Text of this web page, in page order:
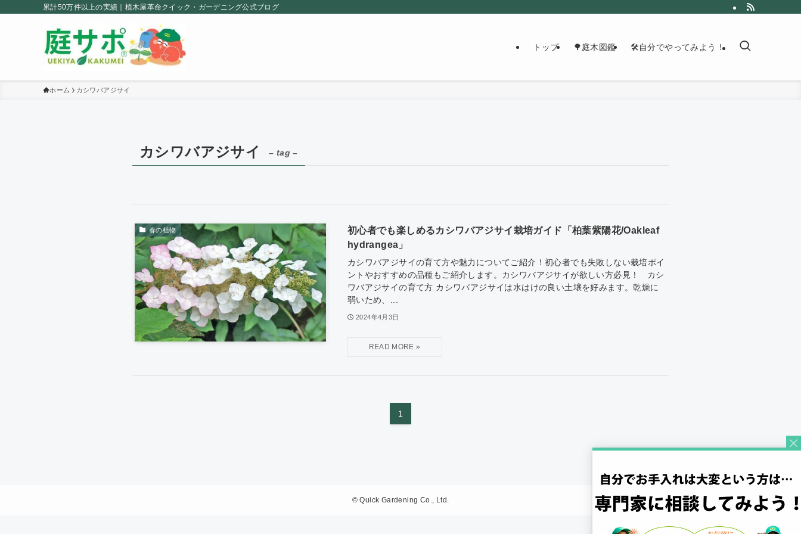
累計50万件以上の実績｜植木屋革命クイック・ガーデニング公式ブログ
トップ 🌳庭木図鑑 🛠自分でやってみよう！
ホーム カシワバアジサイ
カシワバアジサイ – tag –
春の植物
初心者でも楽しめるカシワバアジサイ栽培ガイド「柏葉紫陽花/Oakleaf
hydrangea」
カシワバアジサイの育て方や魅力についてご紹介！初心者でも失敗しない栽培ポイ
ントやおすすめの品種もご紹介します。カシワバアジサイが欲しい方必見！ カシ
ワバアジサイの育て方 カシワバアジサイは水はけの良い土壌を好みます。乾燥に
弱いため、...
2024年4月3日
1
© Quick Gardening Co., Ltd.